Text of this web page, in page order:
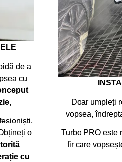
de a
cu
o
cu
Doar umpleți
vopsea,
Turbo PRO este
fir care